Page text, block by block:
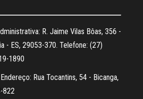
R. Jaime Vilas Bôas, 356 -
- ES, 29053-370. Telefone: (27)
1890
Rua Tocantins, 54 - Bicanga,
822